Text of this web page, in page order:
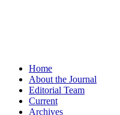
Home
About the Journal
Editorial Team
Current
Archives